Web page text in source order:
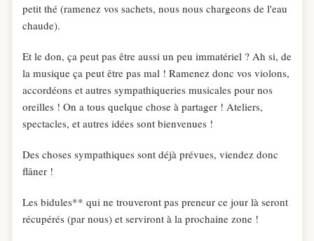
petit thé (ramenez vos sachets, nous nous chargeons de l'eau
chaude).
Et le don, ça peut pas être aussi un peu immatériel ? Ah si, de
la musique ça peut être pas mal ! Ramenez donc vos violons,
accordéons et autres sympathiqueries musicales pour nos
oreilles ! On a tous quelque chose à partager ! Ateliers,
spectacles, et autres idées sont bienvenues !
Des choses sympathiques sont déjà prévues, viendez donc
flâner !
Les bidules** qui ne trouveront pas preneur ce jour là seront
récupérés (par nous) et serviront à la prochaine zone !